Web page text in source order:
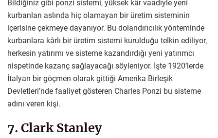
Bildiğiniz gibi ponzi sistemi, yüksek kâr vaadiyle yeni
kurbanları aslında hiç olamayan bir üretim sisteminin
içerisine çekmeye dayanıyor. Bu dolandırıcılık yönteminde
kurbanlara kârlı bir üretim sistemi kurulduğu telkin ediliyor,
herkesin yatırımı ve sisteme kazandırdığı yeni yatırımcı
nispetinde kazanç sağlayacağı söyleniyor. İşte 1920’lerde
İtalyan bir göçmen olarak gittiği Amerika Birleşik
Devletleri’nde faaliyet gösteren Charles Ponzi bu sisteme
adını veren kişi.
7. Clark Stanley